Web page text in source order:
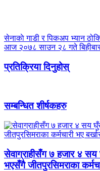
सेनाकाे गाडी र पिकअप भ्यान
आज २०७८ साउन २८ गते
प्रतिक्रिया दिनुहोस्
सम्बन्धित शीर्षकहरु
सेवाग्राहीसँग ७ हजार ४ सय
भएसँगै जीतपुरसिमराका